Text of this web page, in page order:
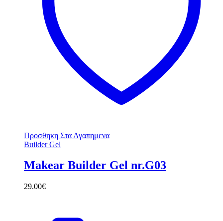
Προσθηκη Στα Αγαπημενα
Builder Gel
Makear Builder Gel nr.G03
29.00€